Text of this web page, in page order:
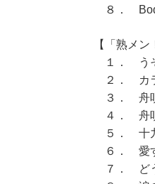
８．
【「熟メ
１． う
２． カ
３． 舟
４． 舟
５． 十
６． 愛
７． ど